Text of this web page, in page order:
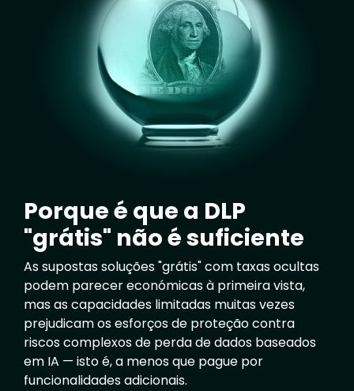
Porque é que a DLP
"grátis" não é suficiente
As supostas soluções "grátis" com taxas ocultas
podem parecer económicas à primeira vista,
mas as capacidades limitadas muitas vezes
prejudicam os esforços de proteção contra
riscos complexos de perda de dados baseados
em IA — isto é, a menos que pague por
funcionalidades adicionais.